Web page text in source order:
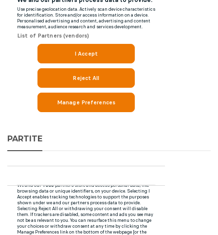
PARTITE